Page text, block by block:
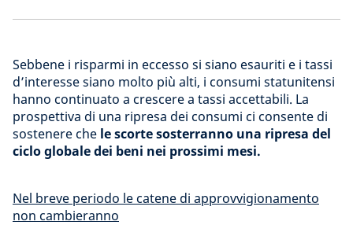
Sebbene i risparmi in eccesso si siano esauriti e i tassi
d’interesse siano molto più alti, i consumi statunitensi
hanno continuato a crescere a tassi accettabili. La
prospettiva di una ripresa dei consumi ci consente di
sostenere che le scorte sosterranno una ripresa del
ciclo globale dei beni nei prossimi mesi.
Nel breve periodo le catene di approvvigionamento
non cambieranno